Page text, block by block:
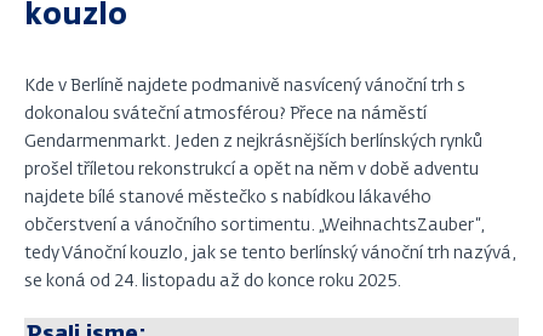
kouzlo
Kde v Berlíně najdete podmanivě nasvícený vánoční trh s
dokonalou sváteční atmosférou? Přece na náměstí
Gendarmenmarkt. Jeden z nejkrásnějších berlínských rynků
prošel tříletou rekonstrukcí a opět na něm v době adventu
najdete bílé stanové městečko s nabídkou lákavého
občerstvení a vánočního sortimentu. „WeihnachtsZauber“,
tedy Vánoční kouzlo, jak se tento berlínský vánoční trh nazývá,
se koná od 24. listopadu až do konce roku 2025.